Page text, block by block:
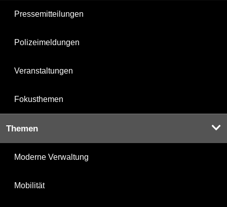
Pressemitteilungen
Polizeimeldungen
Veranstaltungen
Fokusthemen
Themen
Moderne Verwaltung
Mobilität